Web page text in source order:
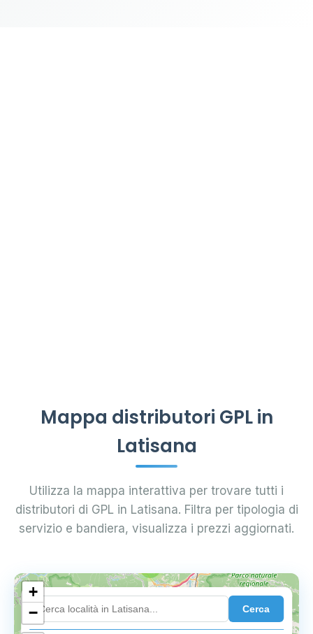
Mappa distributori GPL in
Latisana
Utilizza la mappa interattiva per trovare tutti i
distributori di GPL in Latisana. Filtra per tipologia di
servizio e bandiera, visualizza i prezzi aggiornati.
Cerca
+
−